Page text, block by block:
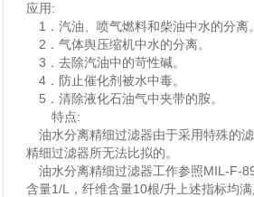
应用:
1．汽油、喷气燃料和柴油中水的分离。
2．气体舆压缩机中水的分离。
3．去除汽油中的苛性碱。
4．防止催化剂被水中毒。
5．清除液化石油气中夹带的胺。
特点:
油水分离精细过滤器由于采用特殊的
精细过滤器所无法比拟的。
油水分离精细过滤器工作参照MIL-F-
含量1/L，纤维含量10根/升上述指标均